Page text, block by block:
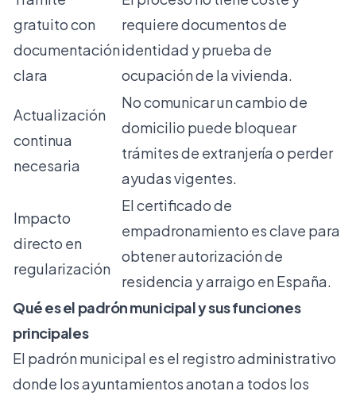
gratuito con
documentación
clara
requiere documentos de
identidad y prueba de
ocupación de la vivienda.
Actualización
continua
necesaria
No comunicar un cambio de
domicilio puede bloquear
trámites de extranjería o perder
ayudas vigentes.
Impacto
directo en
regularización
El certificado de
empadronamiento es clave para
obtener autorización de
residencia y arraigo en España.
Qué es el padrón municipal y sus funciones
principales
El padrón municipal es el registro administrativo
donde los ayuntamientos anotan a todos los